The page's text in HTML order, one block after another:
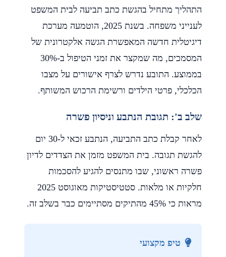
התהליך מתחיל בהגשת כתב תביעה לבית המשפט
לענייני משפחה. בשנת 2025, הוטמעה מערכת
דיגיטלית חדשה המאפשרת הגשה אלקטרונית של
המסמכים, מה שמקצר את זמני הטיפול ב-30%
בממוצע. התובע נדרש לצרף אישורים על מצבו
הכלכלי, פרטי הילדים ורשימת הרכוש המשותף.
שלב ב': תגובת הנתבע וניסיון פשרה
לאחר קבלת כתב התביעה, הנתבע זכאי ל-30 יום
להגשת תגובה. בית המשפט מזמן את הצדדים לדיון
פשרה ראשוני, שבו מתנסים להגיע להסכמות
חלקיות או מלאות. סטטיסטיקות מאוגוסט 2025
מראות כי 45% מהתיקים מסתיימים כבר בשלב זה.
טיפ מקצועי